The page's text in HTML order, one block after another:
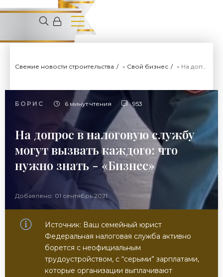
Свежие новости строительства » Свой бизнес » На допрос в налоговую службу могут вызвать каждого: что нужно знать - «Бизнес»
БОРИС 6 минут чтения 953
На допрос в налоговую службу
могут вызвать каждого: что
нужно знать - «Бизнес»
Добавлено: 01 сентябрь 2021
Источник: Ваш семейный юрист
Федеральная налоговая служба активно
борется с неофициальным
трудоустройством, с “серыми” зарплатами,
которые организации выплачивают